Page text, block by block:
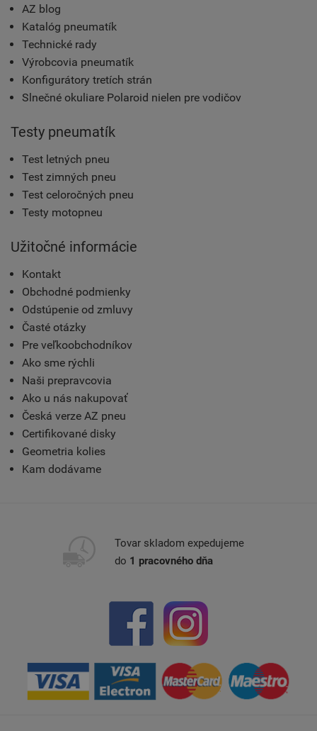
AZ blog
Katalóg pneumatík
Technické rady
Výrobcovia pneumatík
Konfigurátory tretích strán
Slnečné okuliare Polaroid nielen pre vodičov
Testy pneumatík
Test letných pneu
Test zimných pneu
Test celoročných pneu
Testy motopneu
Užitočné informácie
Kontakt
Obchodné podmienky
Odstúpenie od zmluvy
Časté otázky
Pre veľkoobchodníkov
Ako sme rýchli
Naši prepravcovia
Ako u nás nakupovať
Česká verze AZ pneu
Certifikované disky
Geometria kolies
Kam dodávame
Tovar skladom expedujeme
do 1 pracovného dňa